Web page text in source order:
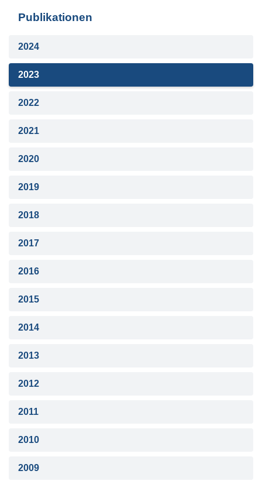
Publikationen
2024
2023
2022
2021
2020
2019
2018
2017
2016
2015
2014
2013
2012
2011
2010
2009